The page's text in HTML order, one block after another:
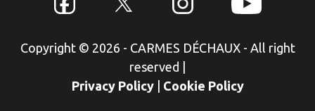
Copyright © 2026 - CARMES DÉCHAUX - All right
reserved
Privacy Policy
Cookie Policy